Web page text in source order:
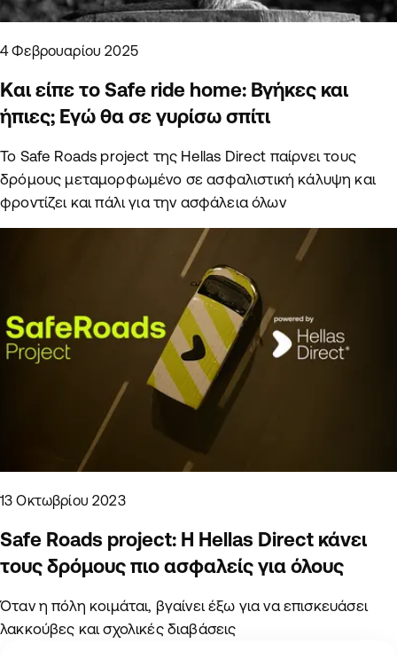
4 Φεβρουαρίου 2025
Και είπε το Safe ride home: Βγήκες και
ήπιες; Εγώ θα σε γυρίσω σπίτι
Το Safe Roads project της Hellas Direct παίρνει τους
δρόμους μεταμορφωμένο σε ασφαλιστική κάλυψη και
φροντίζει και πάλι για την ασφάλεια όλων
13 Οκτωβρίου 2023
Safe Roads project: Η Hellas Direct κάνει
τους δρόμους πιο ασφαλείς για όλους
Όταν η πόλη κοιμάται, βγαίνει έξω για να επισκευάσει
λακκούβες και σχολικές διαβάσεις